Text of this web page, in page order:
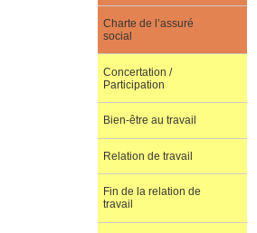
Charte de l’assuré
social
Concertation /
Participation
Bien-être au travail
Relation de travail
Fin de la relation de
travail